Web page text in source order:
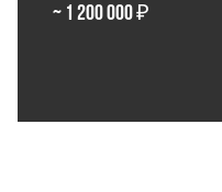
~ 1 200 000 ₽